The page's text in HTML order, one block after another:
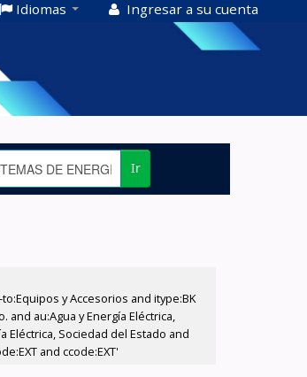
Idiomas Ingresar a su cuenta
Ir
y Accesorios and itype:BK
and au:Agua y Energía Eléctrica,
Eléctrica, Sociedad del Estado and
and ccode:EXT'